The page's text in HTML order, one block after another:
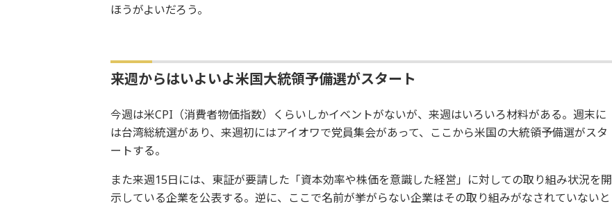
ほうがよいだろう。
来週からはいよいよ米国大統領予備選がスタート
今週は米CPI（消費者物価指数）くらいしかイベントがないが、来週はいろいろ材料がある。週末に
は台湾総統選があり、来週初にはアイオワで党員集会があって、ここから米国の大統領予備選がスタ
ートする。
また来週15日には、東証が要請した「資本効率や株価を意識した経営」に対しての取り組み状況を開
示している企業を公表する。逆に、ここで名前が挙がらない企業はその取り組みがなされていないと